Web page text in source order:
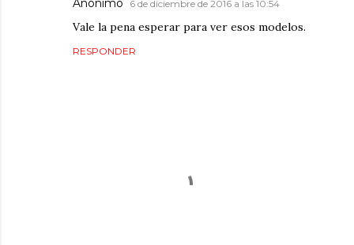
Anónimo 6 de diciembre de 2016 a las 10:54
Vale la pena esperar para ver esos modelos.
RESPONDER